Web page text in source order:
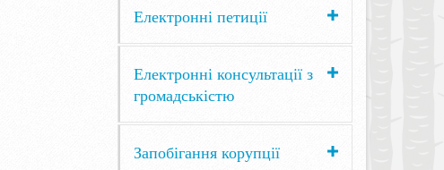
Електронні петиції
Електронні консультації з
громадськістю
Запобігання корупції